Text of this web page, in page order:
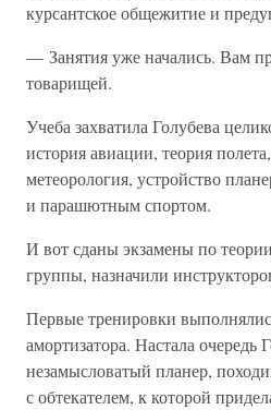
курсантское общежитие и
— Занятия уже начались. Вам
товарищей.
Учеба захватила Голубева
история авиации, теория
метеорология, устройство
и парашютным спортом.
И вот сданы экзамены по
группы, назначили
Первые тренировки
амортизатора. Настала очередь
незамысловатый планер,
с обтекателем, к которой